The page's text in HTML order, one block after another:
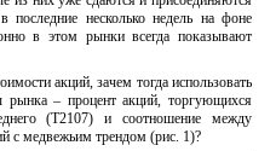
последние несколько недель на фоне
в этом рынки всегда показывают
акций, зачем тогда использовать
рынка – процент акций, торгующихся
(T2107) и соотношение между
с медвежьим трендом (рис. 1)?